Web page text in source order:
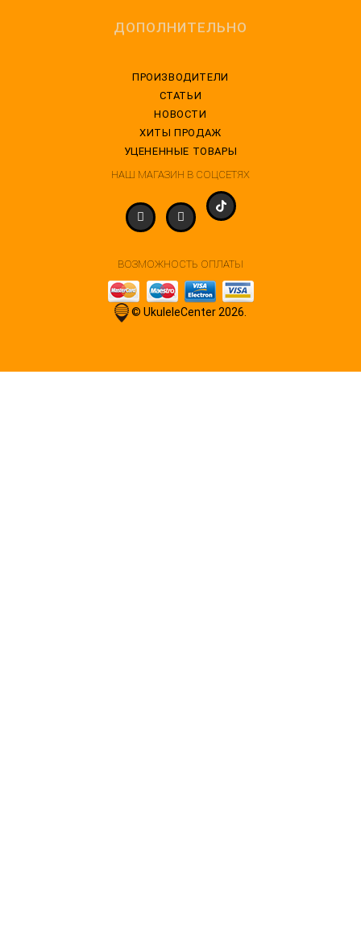
ДОПОЛНИТЕЛЬНО
ПРОИЗВОДИТЕЛИ
СТАТЬИ
НОВОСТИ
ХИТЫ ПРОДАЖ
УЦЕНЕННЫЕ ТОВАРЫ
НАШ МАГАЗИН В СОЦСЕТЯХ
ВОЗМОЖНОСТЬ ОПЛАТЫ
© UkuleleCenter 2026.